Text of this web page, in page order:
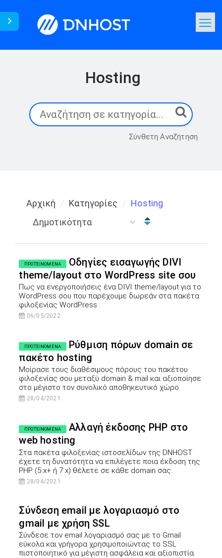
Hosting
Σύνθετη Αναζήτηση
Αρχική Κατηγορίες Hosting
ΠΡΟΤΕΙΝΟΜΕΝΑ
Οδηγίες εισαγωγής DIVI
theme/layout στο WordPress site σου
Πως να ενεργοποιήσεις ένα DIVI theme/layout για το
WordPress σου που παρέχουμε δωρεάν στα πακέτα
φιλοξενίας WordPress .
06/05/2022
ΠΡΟΤΕΙΝΟΜΕΝΑ
Ρύθμιση πόρων domain σε
πακέτο hosting
Μοίρασε τους διαθέσιμους πόρους του πακέτου
φιλοξενίας σου μεταξύ domain & mail και αξιοποίησε
στο μέγιστο τον συνολικό αποθηκευτικό χώρο.
28/04/2021
ΠΡΟΤΕΙΝΟΜΕΝΑ
Αλλαγή έκδοσης PHP στο
web hosting
Στα πακέτα φιλοξενίας ιστοσελίδων της DNHOST
έχετε τη δυνατότητα να επιλέγετε ποια έκδοση της
PHP (5.x+ ή 7.x) θέλετε σε κάθε domain σας.
28/04/2021
Σύνδεση email με λογαριασμό στο
gmail με χρήση SSL
Σύνδεσε τον email λογαριασμό σας με το Gmail
εύκολα και γρήγορα χρησιμοποιώντας το SSL
πιστοποιητικό για μέγιστη ασφάλεια και αξιοπιστία.